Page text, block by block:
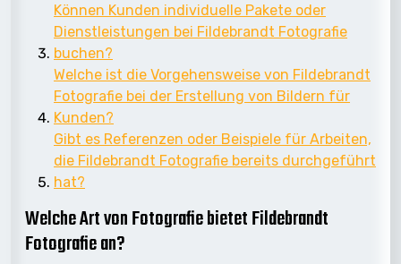
Können Kunden individuelle Pakete oder
Dienstleistungen bei Fildebrandt Fotografie
buchen?
Welche ist die Vorgehensweise von Fildebrandt
Fotografie bei der Erstellung von Bildern für
Kunden?
Gibt es Referenzen oder Beispiele für Arbeiten,
die Fildebrandt Fotografie bereits durchgeführt
hat?
Welche Art von Fotografie bietet Fildebrandt
Fotografie an?